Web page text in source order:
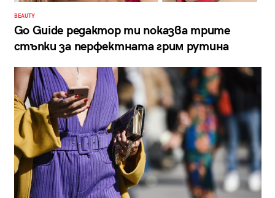
BEAUTY
Go Guide редактор ти показва трите
стъпки за перфектната грим рутина